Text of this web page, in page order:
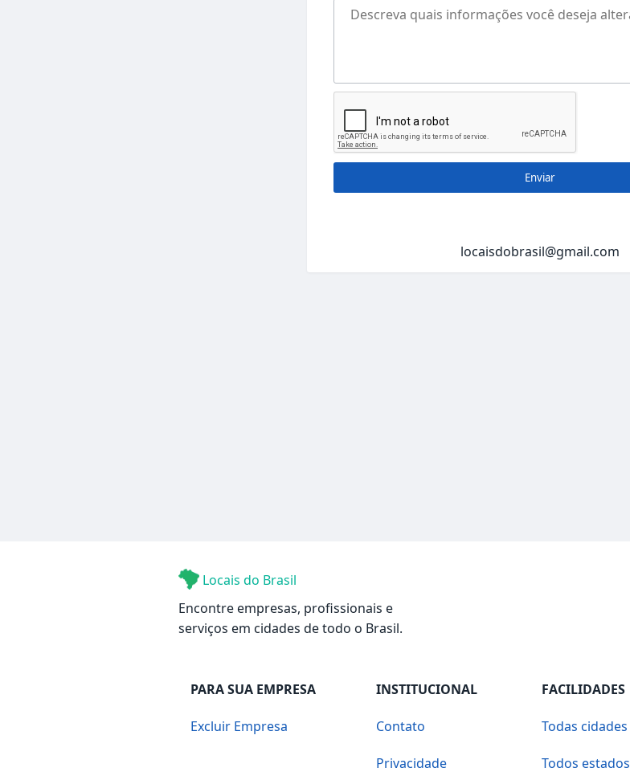
Enviar
locaisdobrasil@gmail.com
Locais do Brasil
Encontre empresas, profissionais e
serviços em cidades de todo o Brasil.
PARA SUA EMPRESA
Excluir Empresa
INSTITUCIONAL
Contato
Privacidade
FACILIDADES
Todas cidades
Todos estados